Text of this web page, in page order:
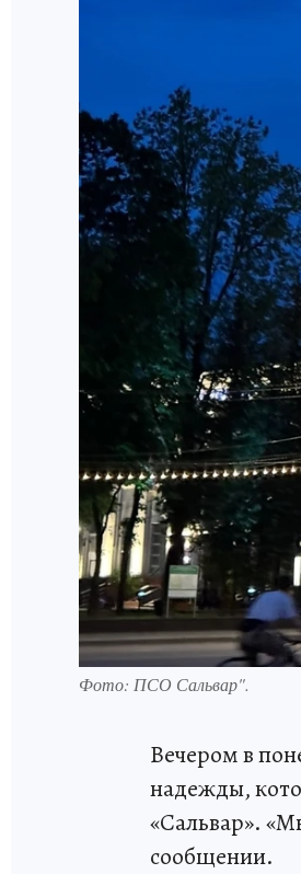
Фото: ПСО Сальвар".
Вечером в
надежды,
«Сальвар».
сообщении.